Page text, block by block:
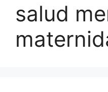
salud